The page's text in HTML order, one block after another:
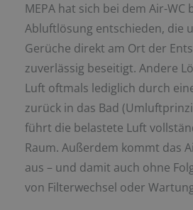
MEPA hat sich bei dem Air-WC
Abluftlösung entschieden, die
Gerüche direkt am Ort der
zuverlässig beseitigt. Andere
Luft oftmals lediglich durch
zurück in das Bad
führt die belastete Luft
Raum. Außerdem kommt das
aus – und damit auch ohne
von Filterwechsel oder